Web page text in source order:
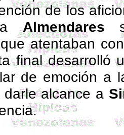
de los
Almendares
atentaban
final desarrolló
de emoción a
alcance a